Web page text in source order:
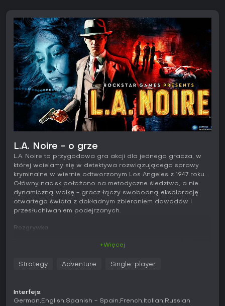
L.A. Noire - o grze
L.A. Noire to przygodowa gra akcji dla jednego gracza, w
której wcielamy się w detektywa rozwiązującego sprawy
kryminalne w wiernie odtworzonym Los Angeles z 1947 roku.
Główny nacisk położono na metodyczne śledztwo, a nie
dynamiczną walkę - gracz łączy swobodną eksplorację
otwartego świata z dokładnym zbieraniem dowodów i
przesłuchiwaniem podejrzanych.
Rozgrywka
przeszukiwanie terenu, analizowanie przedmiotów i
Sterujemy Cole'em Phelpsem, który wspina się po
świadkami oraz pościgów pieszych i samochodowych.
Zaawansowana animacja twarzy oddaje subtelne reakcje
+Więcej
Strategy Adventure Single-player
Interfejs:
German English Spanish - Spain French Italian Russian